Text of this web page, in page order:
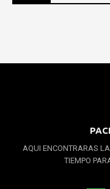
AQUI ENCONTRARAS
TIEMPO